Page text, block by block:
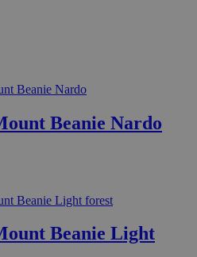
Beanie Nardo
Beanie Light